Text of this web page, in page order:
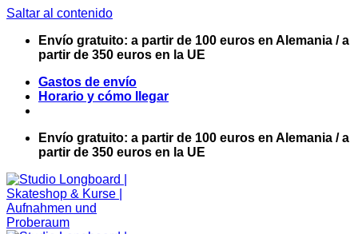
Saltar al contenido
Envío gratuito: a partir de 100 euros en Alemania / a
partir de 350 euros en la UE
Gastos de envío
Horario y cómo llegar
Envío gratuito: a partir de 100 euros en Alemania / a
partir de 350 euros en la UE